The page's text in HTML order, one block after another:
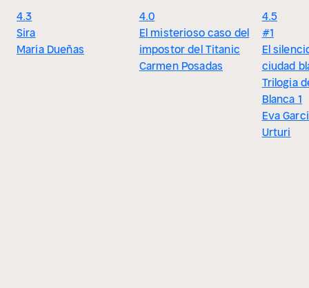
4.3
Sira
María Dueñas
4.0
El misterioso caso del
impostor del Titanic
Carmen Posadas
4.5
#1
El
ciudad
Trilogia
Blanca 1
Eva
Urturi